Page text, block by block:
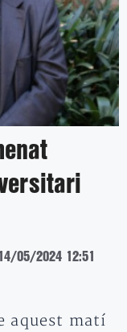
05/2024 12:51
aquest matí